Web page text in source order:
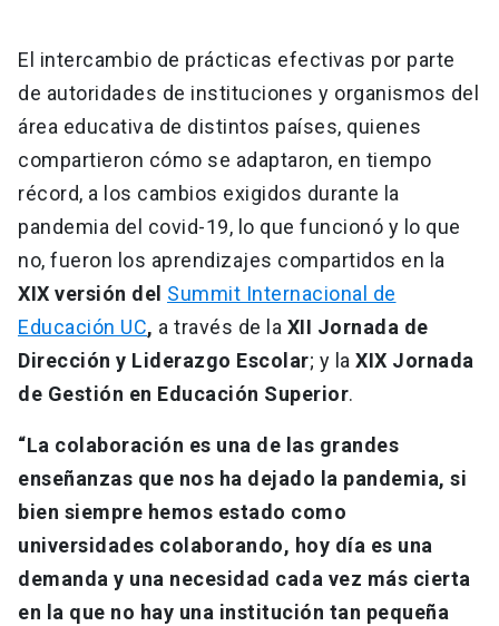
El intercambio de prácticas efectivas por parte
de autoridades de instituciones y organismos del
área educativa de distintos países, quienes
compartieron cómo se adaptaron, en tiempo
récord, a los cambios exigidos durante la
pandemia del covid-19, lo que funcionó y lo que
no, fueron los aprendizajes compartidos en la
XIX versión del Summit Internacional de
Educación UC, a través de la XII Jornada de
Dirección y Liderazgo Escolar; y la XIX Jornada
de Gestión en Educación Superior.
“La colaboración es una de las grandes
enseñanzas que nos ha dejado la pandemia, si
bien siempre hemos estado como
universidades colaborando, hoy día es una
demanda y una necesidad cada vez más cierta
en la que no hay una institución tan pequeña